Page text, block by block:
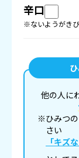
辛口
※ないようがき
他の人に
※ひみつ
さい
「キズ